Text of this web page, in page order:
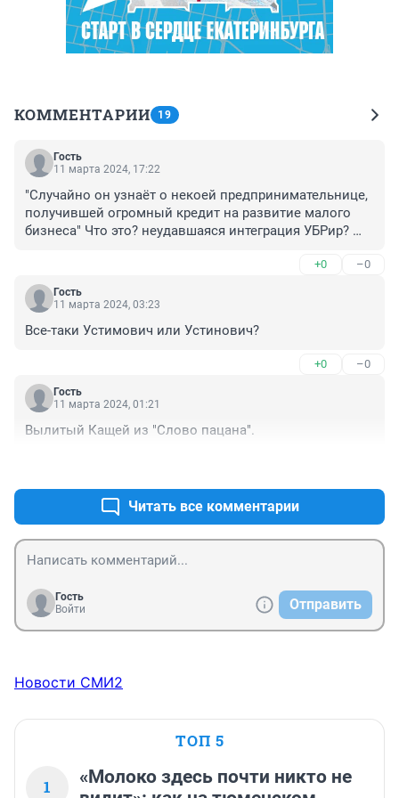
КОММЕНТАРИИ 19
Гость
11 марта 2024, 17:22
"Случайно он узнаёт о некоей предпринимательнице,
получившей огромный кредит на развитие малого
бизнеса" Что это? неудавшаяся интеграция УБРир?
+0 –0
Гость
11 марта 2024, 03:23
Все-таки Устимович или Устинович?
+0 –0
Гость
11 марта 2024, 01:21
Вылитый Кащей из "Слово пацана".
Читать все комментарии
Гость
Войти
Отправить
Новости СМИ2
ТОП 5
1
«Молоко здесь почти никто не